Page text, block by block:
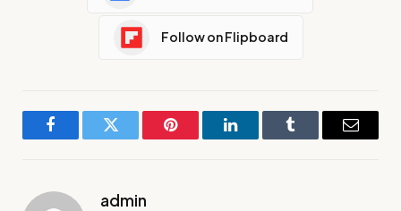
Follow on Flipboard
FacebookTwitter Pinterest LinkedInTumblr Email
admin